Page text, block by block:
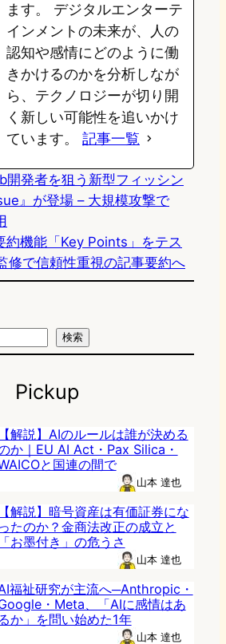
ます。 デジタルエンターテ
インメントの未来が、人の
認知や感情にどのように働
きかけるのかを分析しなが
ら、テクノロジーが切り開
く新しい可能性を追いかけ
ています。 記事一覧
開発者を狙う新型フィッシン
』が登場 – 大規模攻撃で
約機能「Key Points」をテス
修で信頼性重視の記事要約へ
検索
Pickup
【解説】AIのルールは誰が決める
か｜EU AI Act・Pax Silica・
と国連の間で
山本 達也
【解説】暗号資産は有価証券にな
ったのか？金商法改正の成立と
「お墨付き」の危うさ
山本 達也
福祉研究が主流へ─Anthropic・
・Meta、「AIに感情はあ
るか」を問い始めた1年
山本 達也